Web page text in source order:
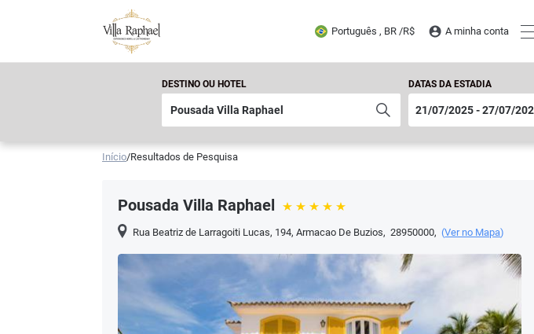
Português , BR /R$ A minha conta
DESTINO OU HOTEL DATAS DA ESTADIA
Início/Resultados de Pesquisa
Pousada Villa Raphael
Rua Beatriz de Larragoiti Lucas, 194,Armacao De Buzios, 28950000, (Ver no Mapa)